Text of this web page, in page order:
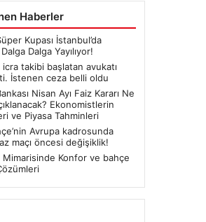
Haberler
Kupası İstanbul’da
Dalga Yayılıyor!
icra takibi başlatan avukatı
İstenen ceza belli oldu
Nisan Ayı Faiz Kararı Ne
Ekonomistlerin
ve Piyasa Tahminleri
Avrupa kadrosunda
maçı öncesi değişiklik!
Mimarisinde Konfor ve bahçe